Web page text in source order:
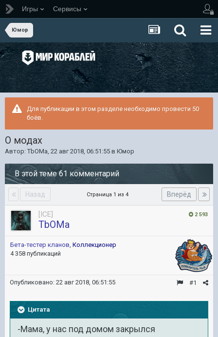
Игры Сервисы
Юмор
Для публикации в этом разделе необходимо провести 50
боёв.
О модах
Автор: TbOMa, 22 авг 2018, 06:51:55 в Юмор
В этой теме 61 комментарий
Назад Вперёд
Страница 1 из 4
2 593
[ICE]
TbOMa
Бета-тестер кланов, Коллекционер
4 358 публикаций
#1
Опубликовано: 22 авг 2018, 06:51:55
Цитата
-Мама, у нас под домом закрылся